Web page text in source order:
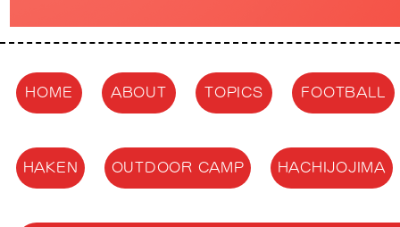
HOME ABOUT TOPICS FOOTBALL
HAKEN OUTDOOR CAMP HACHIJOJIMA